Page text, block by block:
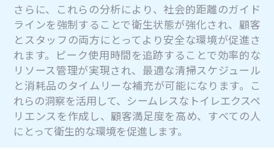
さらに、これらの分析により、社会的距離のガイド
ラインを強制することで衛生状態が強化され、顧客
とスタッフの両方にとってより安全な環境が促進さ
れます。ピーク使用時間を追跡することで効率的な
リソース管理が実現され、最適な清掃スケジュール
と消耗品のタイムリーな補充が可能になります。こ
れらの洞察を活用して、シームレスなトイレエクスペ
リエンスを作成し、顧客満足度を高め、すべての人
にとって衛生的な環境を促進します。